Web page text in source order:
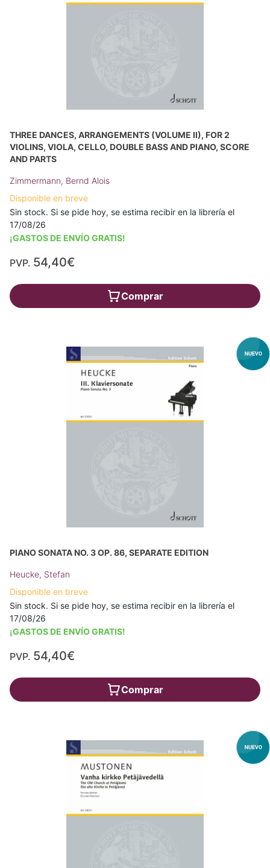
THREE DANCES, ARRANGEMENTS (VOLUME II), FOR 2
VIOLINS, VIOLA, CELLO, DOUBLE BASS AND PIANO, SCORE
AND PARTS
Zimmermann, Bernd Alois
Disponible en breve
Sin stock. Si se pide hoy, se estima recibir en la librería el
17/08/26
¡GASTOS DE ENVÍO GRATIS!
PVP. 54,40€
Comprar
PIANO SONATA NO. 3 OP. 86, SEPARATE EDITION
Heucke, Stefan
Disponible en breve
Sin stock. Si se pide hoy, se estima recibir en la librería el
17/08/26
¡GASTOS DE ENVÍO GRATIS!
PVP. 54,40€
Comprar